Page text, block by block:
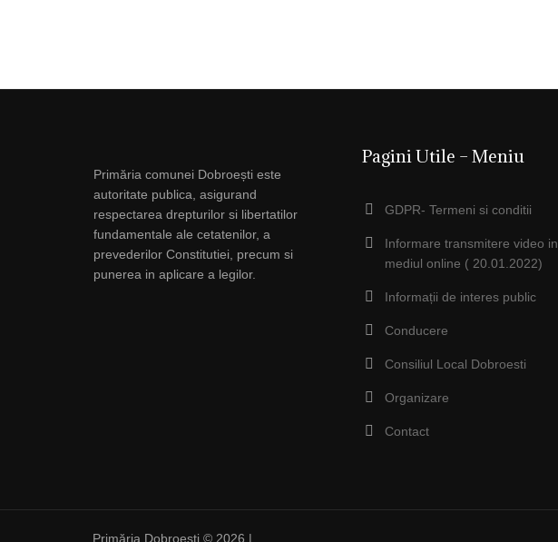
Primăria comunei Dobroești este
autoritate publica, asigurand
respectarea drepturilor si libertatilor
fundamentale ale cetatenilor, a
prevederilor Constitutiei, precum si
punerea in aplicare a legilor.
Pagini Utile – Meniu
GDPR- Termeni si conditii
Informare transmitere video in
mediul online ( 20.01.2022)
Informații de interes public
Conducere
Consiliul Local Dobroesti
Organizare
Contact
Primăria Dobroești © 2026 |